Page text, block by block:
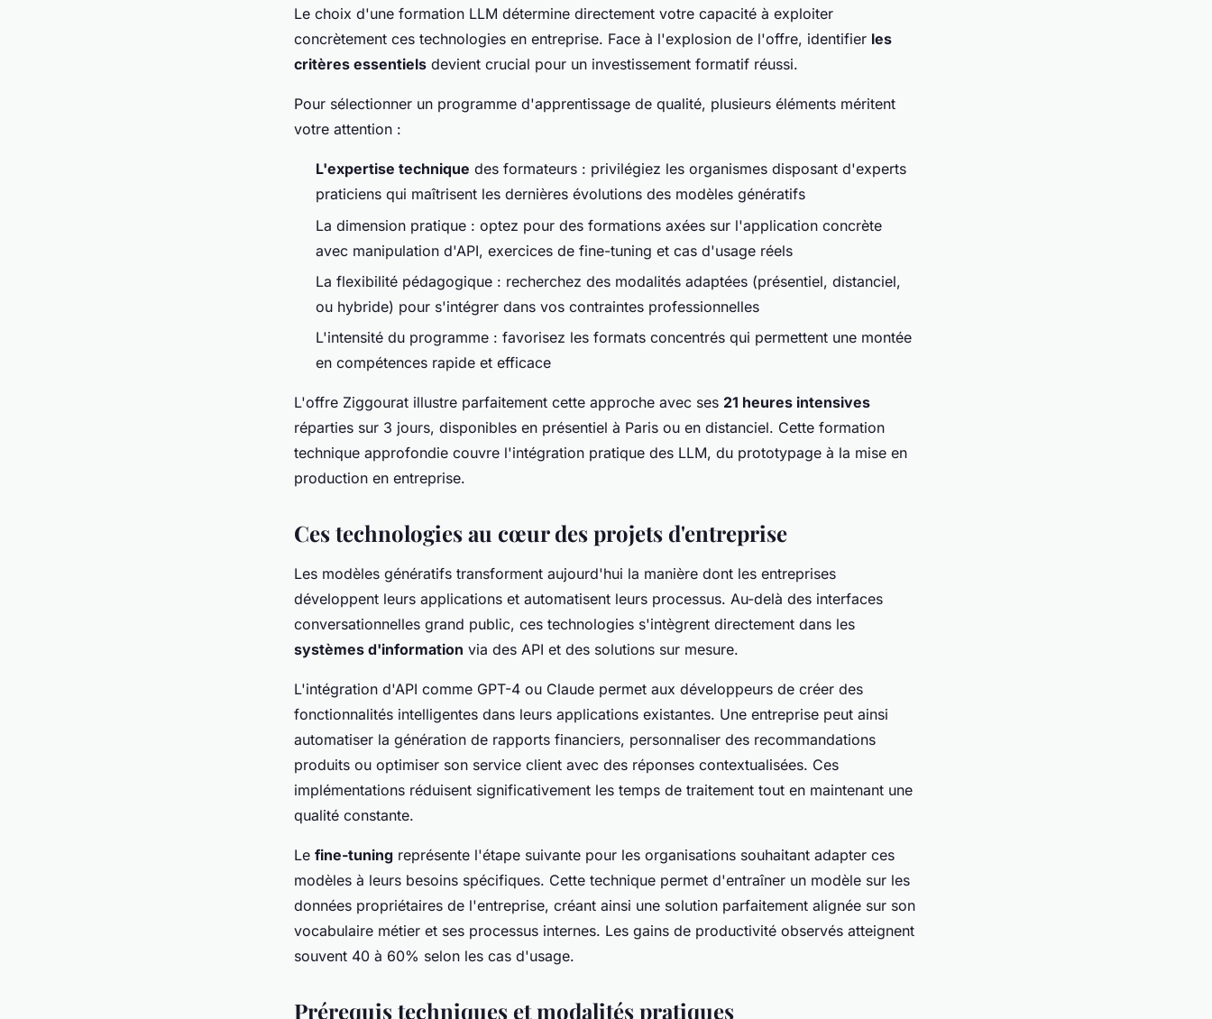
Le choix d'une formation LLM détermine directement votre capacité à exploiter
concrètement ces technologies en entreprise. Face à l'explosion de l'offre, identifier les
critères essentiels devient crucial pour un investissement formatif réussi.
Pour sélectionner un programme d'apprentissage de qualité, plusieurs éléments méritent
votre attention :
L'expertise technique des formateurs : privilégiez les organismes disposant d'experts
praticiens qui maîtrisent les dernières évolutions des modèles génératifs
La dimension pratique : optez pour des formations axées sur l'application concrète
avec manipulation d'API, exercices de fine-tuning et cas d'usage réels
La flexibilité pédagogique : recherchez des modalités adaptées (présentiel, distanciel,
ou hybride) pour s'intégrer dans vos contraintes professionnelles
L'intensité du programme : favorisez les formats concentrés qui permettent une montée
en compétences rapide et efficace
L'offre Ziggourat illustre parfaitement cette approche avec ses 21 heures intensives
réparties sur 3 jours, disponibles en présentiel à Paris ou en distanciel. Cette formation
technique approfondie couvre l'intégration pratique des LLM, du prototypage à la mise en
production en entreprise.
Ces technologies au cœur des projets d'entreprise
Les modèles génératifs transforment aujourd'hui la manière dont les entreprises
développent leurs applications et automatisent leurs processus. Au-delà des interfaces
conversationnelles grand public, ces technologies s'intègrent directement dans les
systèmes d'information via des API et des solutions sur mesure.
L'intégration d'API comme GPT-4 ou Claude permet aux développeurs de créer des
fonctionnalités intelligentes dans leurs applications existantes. Une entreprise peut ainsi
automatiser la génération de rapports financiers, personnaliser des recommandations
produits ou optimiser son service client avec des réponses contextualisées. Ces
implémentations réduisent significativement les temps de traitement tout en maintenant une
qualité constante.
Le fine-tuning représente l'étape suivante pour les organisations souhaitant adapter ces
modèles à leurs besoins spécifiques. Cette technique permet d'entraîner un modèle sur les
données propriétaires de l'entreprise, créant ainsi une solution parfaitement alignée sur son
vocabulaire métier et ses processus internes. Les gains de productivité observés atteignent
souvent 40 à 60% selon les cas d'usage.
Prérequis techniques et modalités pratiques